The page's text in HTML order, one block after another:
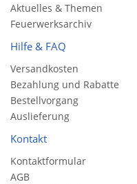
Aktuelles & Themen
Feuerwerksarchiv
Hilfe & FAQ
Versandkosten
Bezahlung und Rabatte
Bestellvorgang
Auslieferung
Kontakt
Kontaktformular
AGB